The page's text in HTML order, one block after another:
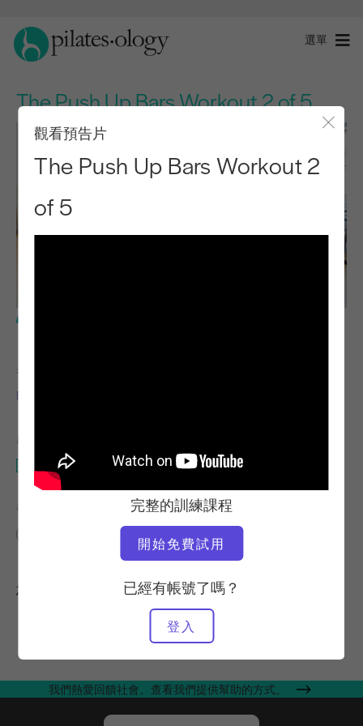
選單
The Push Up Bars Workout 2 of 5
觀看預告片
The Push Up Bars Workout 2
of 5
完整的訓練課程
開始免費試用
已經有帳號了嗎？
登入
老師
Elaine Ewing
所需設備
上推裝置
尋找類似的課程
10 - 20 分鐘
您可能也會喜歡的其他訓練課程
我們熱愛回饋社會。查看我們提供幫助的方式。